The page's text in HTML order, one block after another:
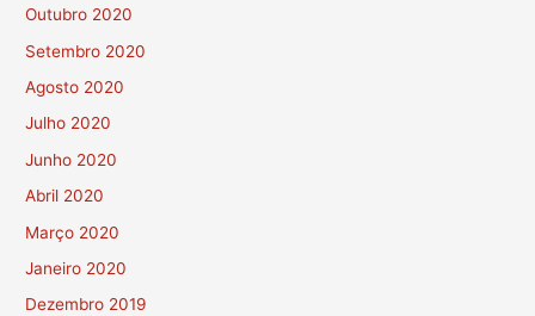
Outubro 2020
Setembro 2020
Agosto 2020
Julho 2020
Junho 2020
Abril 2020
Março 2020
Janeiro 2020
Dezembro 2019